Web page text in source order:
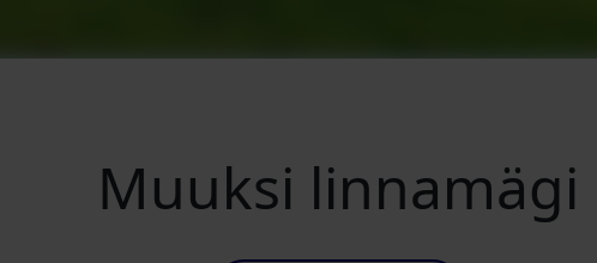
Muuksi linnamägi